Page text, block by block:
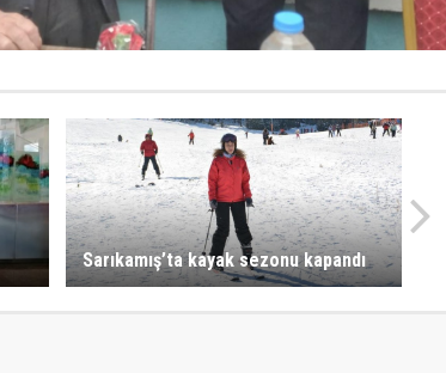
Sarıkamış’ta kayak sezonu kapandı